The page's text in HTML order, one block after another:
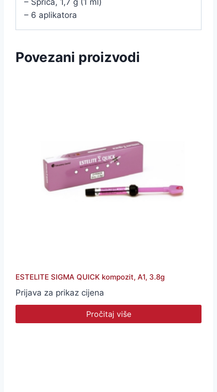
– 6 aplikatora
Povezani proizvodi
ESTELITE SIGMA QUICK kompozit, A1, 3.8g
Prijava za prikaz cijena
Pročitaj više